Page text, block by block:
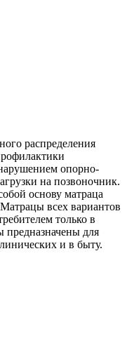
распределения
опорно-
на позвоночник.
основу матраца
всех вариантов
только в
предназначены для
и в быту.